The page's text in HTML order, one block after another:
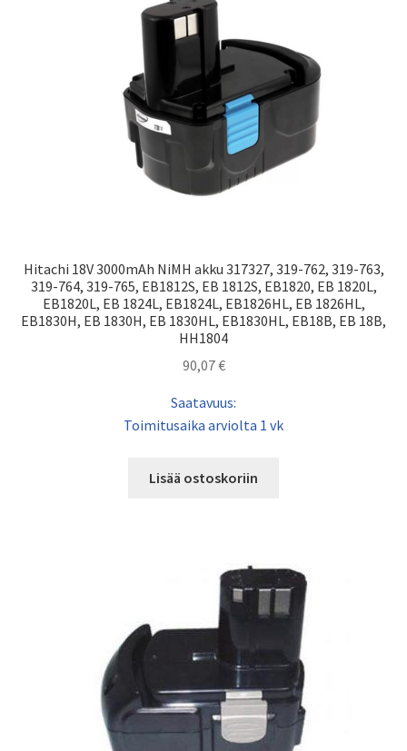
Hitachi 18V 3000mAh NiMH akku 317327, 319-762, 319-763,
319-764, 319-765, EB1812S, EB 1812S, EB1820, EB 1820L,
EB1820L, EB 1824L, EB1824L, EB1826HL, EB 1826HL,
EB1830H, EB 1830H, EB 1830HL, EB1830HL, EB18B, EB 18B,
HH1804
90,07€
Saatavuus:
Toimitusaika arviolta 1 vk
Lisää ostoskoriin